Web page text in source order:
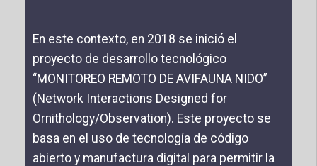
En este contexto, en 2018 se inició el
proyecto de desarrollo tecnológico
“MONITOREO REMOTO DE AVIFAUNA NIDO”
(Network Interactions Designed for
Ornithology/Observation). Este proyecto se
basa en el uso de tecnología de código
abierto y manufactura digital para permitir la